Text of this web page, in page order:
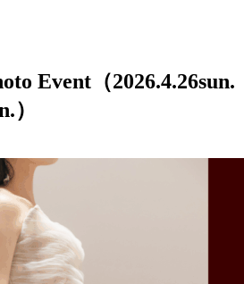
Event（2026.4.26sun.
）